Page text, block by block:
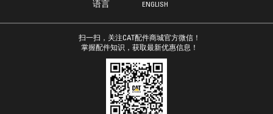
语言 ENGLISH
扫一扫，关注CAT配件商城官方微信！
掌握配件知识，获取最新优惠信息！